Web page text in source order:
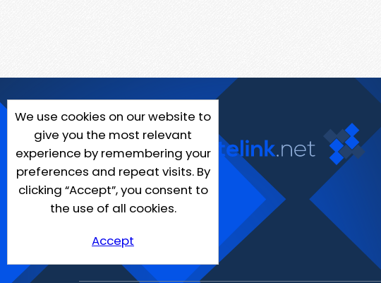
We use cookies on our website to
give you the most relevant
experience by remembering your
preferences and repeat visits. By
clicking “Accept”, you consent to
the use of all cookies.
Accept